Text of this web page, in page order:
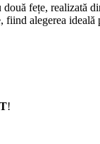
fețe, realizată
alegerea ideală
!